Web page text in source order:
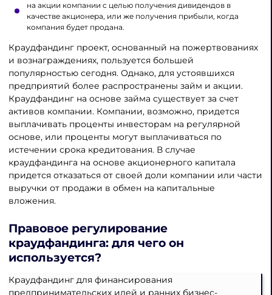
на акции компании с целью получения дивидендов в
качестве акционера, или же получения прибыли, когда
компания будет продана.
Краудфандинг проект, основанный на пожертвованиях
и вознаграждениях, пользуется большей
популярностью сегодня. Однако, для устоявшихся
предприятий более распространены займ и акции.
Краудфандинг на основе займа существует за счет
активов компании. Компании, возможно, придется
выплачивать проценты инвесторам на регулярной
основе, или проценты могут выплачиваться по
истечении срока кредитования. В случае
краудфандинга на основе акционерного капитала
придется отказаться от своей доли компании или части
выручки от продажи в обмен на капитальные
вложения.
Правовое регулирование
краудфандинга: для чего он
используется?
Краудфандинг для финансирования